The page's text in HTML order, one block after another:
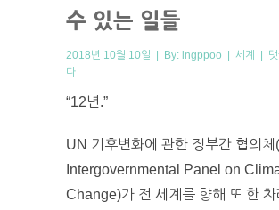
수 있는 일들
2018년 10월 10일 | By: ingppoo | 세계 |
다
“12년.”
UN 기후변화에 관한 정부간 협의
Intergovernmental Panel on
Change)가 전 세계를 향해 또 한